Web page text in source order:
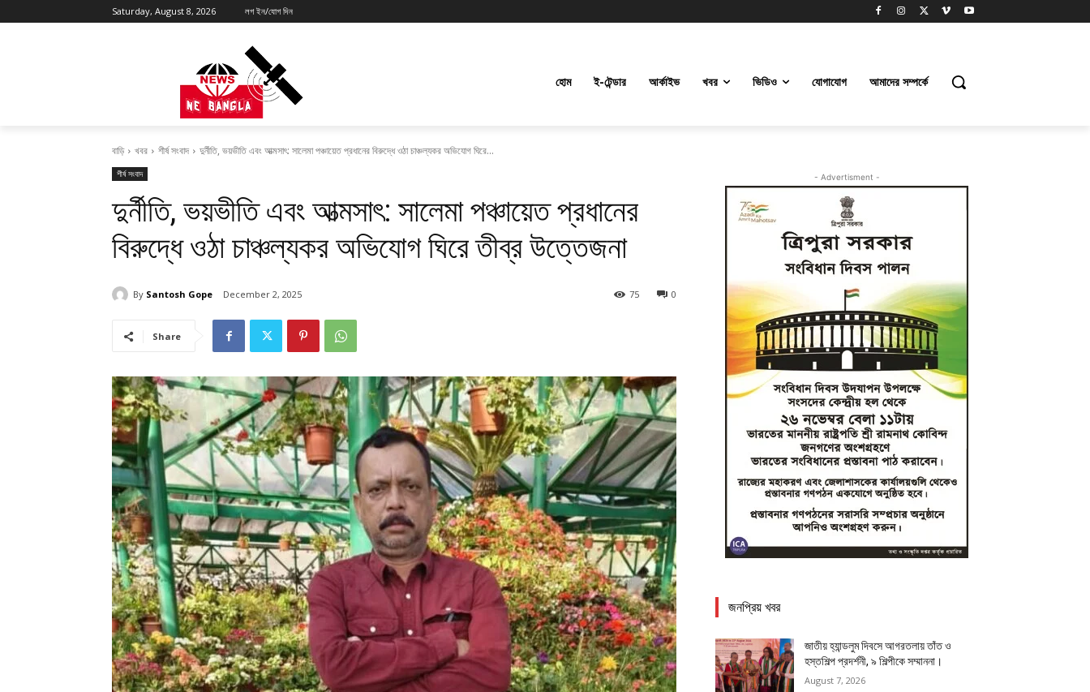
Saturday, August 8, 2026 লগ ইন/যোগ দিন
হোম ই-টেন্ডার আর্কাইভ খবর ভিডিও যোগাযোগ আমাদের সম্পর্কে
বাড়ি খবর শীর্ষ সংবাদ দুর্নীতি, ভয়ভীতি এবং আত্মসাৎ: সালেমা পঞ্চায়েত প্রধানের বিরুদ্ধে ওঠা চাঞ্চল্যকর অভিযোগ ঘিরে...
শীর্ষ সংবাদ
দুর্নীতি, ভয়ভীতি এবং আত্মসাৎ: সালেমা পঞ্চায়েত প্রধানের
বিরুদ্ধে ওঠা চাঞ্চল্যকর অভিযোগ ঘিরে তীব্র উত্তেজনা
By Santosh Gope December 2, 2025 0
75
Share
- Advertisment -
জনপ্রিয় খবর
জাতীয় হ্যান্ডলুম দিবসে আগরতলায় তাঁত ও
হস্তশিল্প প্রদর্শনী, ৯ শিল্পীকে সম্মাননা।
August 7, 2026